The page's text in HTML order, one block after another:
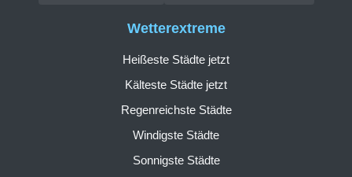
Wetterextreme
Heißeste Städte jetzt
Kälteste Städte jetzt
Regenreichste Städte
Windigste Städte
Sonnigste Städte